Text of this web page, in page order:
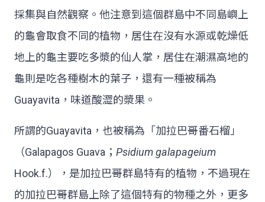
採集與自然觀察。他注意到這個群島中不同島嶼上
的龜會取食不同的植物，居住在沒有水源或乾燥低
地上的龜主要吃多漿的仙人掌，居住在潮濕高地的
龜則是吃各種樹木的葉子，還有一種被稱為
Guayavita，味道酸澀的漿果。
所謂的Guayavita，也被稱為「加拉巴哥番石榴」
（Galapagos Guava； Psidium galapageium
Hook.f.），是加拉巴哥群島特有的植物，不過現在
的加拉巴哥群島上除了這個特有的物種之外，更多